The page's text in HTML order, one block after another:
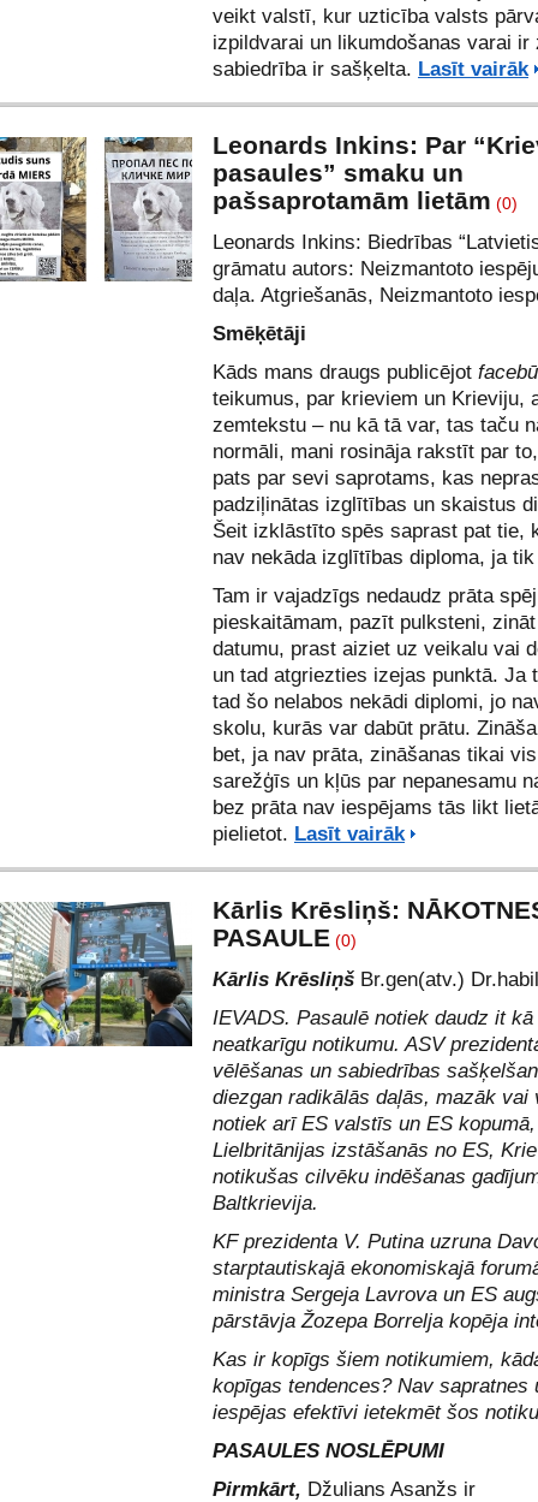
veikt valstī, kur uzticība valsts
izpildvarai un likumdošanas varai ir
sabiedrība ir sašķelta. Lasīt vairāk
Leonards Inkins: Par
pasaules” smaku un
pašsaprotamām lietām (0)
Leonards Inkins: Biedrības
grāmatu autors: Neizmantoto
daļa. Atgriešanās, Neizmantoto
Smēķētāji
Kāds mans draugs publicējot
teikumus, par krieviem un Krieviju,
zemtekstu – nu kā tā var, tas taču
normāli, mani rosināja rakstīt par
pats par sevi saprotams, kas
padziļinātas izglītības un skaistus
Šeit izklāstīto spēs saprast pat tie,
nav nekāda izglītības diploma, ja
Tam ir vajadzīgs nedaudz prāta
pieskaitāmam, pazīt pulksteni,
datumu, prast aiziet uz veikalu vai
un tad atgriezties izejas punktā. Ja
tad šo nelabos nekādi diplomi, jo
skolu, kurās var dabūt prātu.
bet, ja nav prāta, zināšanas tikai
sarežģīs un kļūs par nepanesamu
bez prāta nav iespējams tās likt
pielietot. Lasīt vairāk
Kārlis Krēsliņš:
PASAULE (0)
Kārlis Krēsliņš Br.gen(atv.)
IEVADS. Pasaulē notiek daudz it kā
neatkarīgu notikumu. ASV
vēlēšanas un sabiedrības
diezgan radikālās daļās, mazāk vai
notiek arī ES valstīs un ES
Lielbritānijas izstāšanās no ES,
notikušas cilvēku indēšanas
Baltkrievija.
KF prezidenta V. Putina uzruna
starptautiskajā ekonomiskajā
ministra Sergeja Lavrova un ES
pārstāvja Žozepa Borrelja kopēja
Kas ir kopīgs šiem notikumiem,
kopīgas tendences? Nav sapratnes
iespējas efektīvi ietekmēt šos
PASAULES NOSLĒPUMI
Pirmkārt, Džulians Asanžs ir